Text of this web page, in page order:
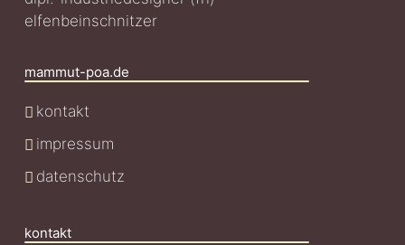
elfenbeinschnitzer
mammut-poa.de
kontakt
impressum
datenschutz
kontakt